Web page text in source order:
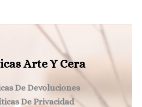
Arte Y Cera
De Devoluciones
De Privacidad